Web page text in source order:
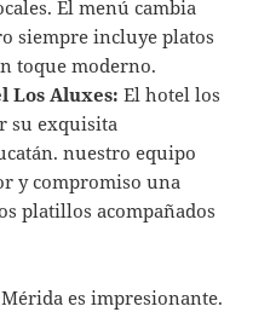
El menú cambia
siempre incluye platos
toque moderno.
Los Aluxes: El hotel los
su exquisita
nuestro equipo
y compromiso una
platillos acompañados
es impresionante.